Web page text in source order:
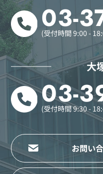
03-
(受付時間 9:00 -
大
03-
(受付時間 9:30 -
お問い